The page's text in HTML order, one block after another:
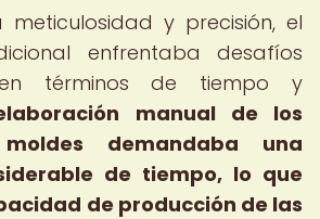
y precisión, el
enfrentaba desafíos
en términos de tiempo y
manual de los
demandaba una
de tiempo, lo que
de producción de las